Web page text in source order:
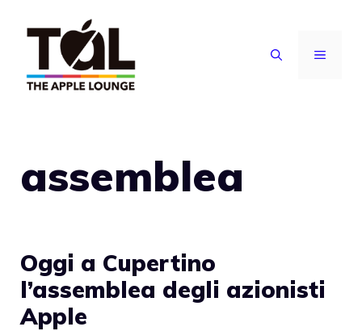
contenuto
MENU
assemblea
Oggi a Cupertino
l’assemblea degli azionisti
Apple